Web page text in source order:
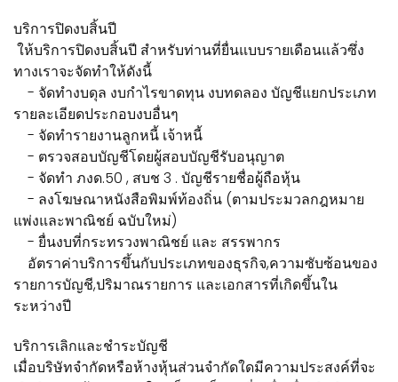
บริการปิดงบสิ้นปี
ให้บริการปิดงบสิ้นปี สำหรับท่านที่ยื่นแบบรายเดือนแล้วซึ่ง
ทางเราจะจัดทำให้ดังนี้
- จัดทำงบดุล งบกำไรขาดทุน งบทดลอง บัญชีแยกประเภท
รายละเอียดประกอบงบอื่นๆ
- จัดทำรายงานลูกหนี้ เจ้าหนี้
- ตรวจสอบบัญชีโดยผู้สอบบัญชีรับอนุญาต
- จัดทำ ภงด.50 , สบช 3 . บัญชีรายชื่อผู้ถือหุ้น
- ลงโฆษณาหนังสือพิมพ์ท้องถิ่น (ตามประมวลกฎหมาย
แพ่งและพาณิชย์ ฉบับใหม่)
- ยื่นงบที่กระทรวงพาณิชย์ และ สรรพากร
อัตราค่าบริการขึ้นกับประเภทของธุรกิจ,ความซับซ้อนของ
รายการบัญชี,ปริมาณรายการ และเอกสารที่เกิดขึ้นใน
ระหว่างปี
บริการเลิกและชำระบัญชี
เมื่อบริษัทจำกัดหรือห้างหุ้นส่วนจำกัดใดมีความประสงค์ที่จะ